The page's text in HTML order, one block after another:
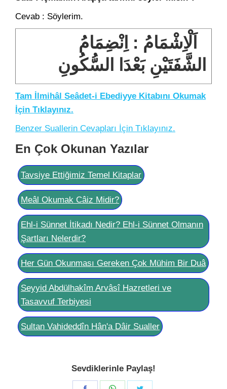
Cevab : Söylerim.
اَلْاِشْمَامُ : اِنْضِمَامُ
الشَّفَتَيْنِ بَعْدَا السُّكُونِ
Tam İlmihâl Seâdet-i Ebediyye Kitabını Okumak
İçin Tıklayınız.
Benzer Suallerin Cevapları İçin Tıklayınız.
En Çok Okunan Yazılar
Tavsiye Ettiğimiz Temel Kitaplar
Meâl Okumak Câiz Midir?
Ehl-i Sünnet İtikadı Nedir? Ehl-i Sünnet Olmanın
Şartları Nelerdir?
Her Gün Okunması Gereken Çok Mühim Bir Duâ
Seyyid Abdülhakîm Arvâsî Hazretleri ve
Tasavvuf Terbiyesi
Sultan Vahideddîn Hân'a Dâir Sualler
Sevdiklerinle Paylaş!